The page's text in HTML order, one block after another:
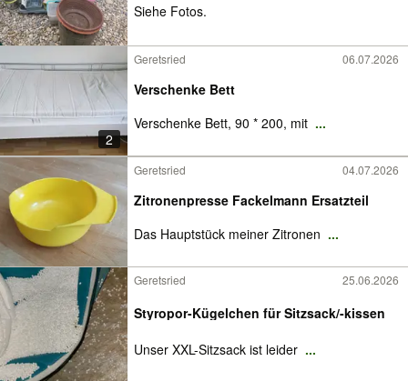
Siehe Fotos.
2
Geretsried 06.07.2026
Verschenke Bett
Verschenke Bett, 90 * 200, mit ...
Geretsried 04.07.2026
Zitronenpresse Fackelmann Ersatzteil
Das Hauptstück meiner Zitronen ...
Geretsried 25.06.2026
Styropor-Kügelchen für Sitzsack/-kissen
Unser XXL-Sitzsack ist leider ...